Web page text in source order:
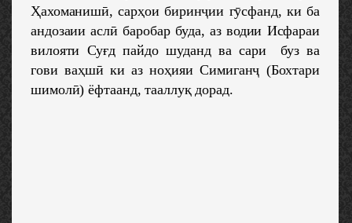
Ҳахоманишӣ, сарҳои биринҷии гӯсфанд, ки ба
андозаии аслӣ баробар буда, аз водии Исфараи
вилояти Суғд пайдо шуданд ва сари буз ва
гови ваҳшӣ ки аз ноҳияи Симиганҷ (Бохтари
шимолӣ) ёфтаанд, тааллуқ дорад.